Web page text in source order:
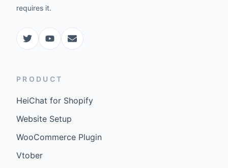
requires it.
PRODUCT
HeiChat for Shopify
Website Setup
WooCommerce Plugin
Vtober